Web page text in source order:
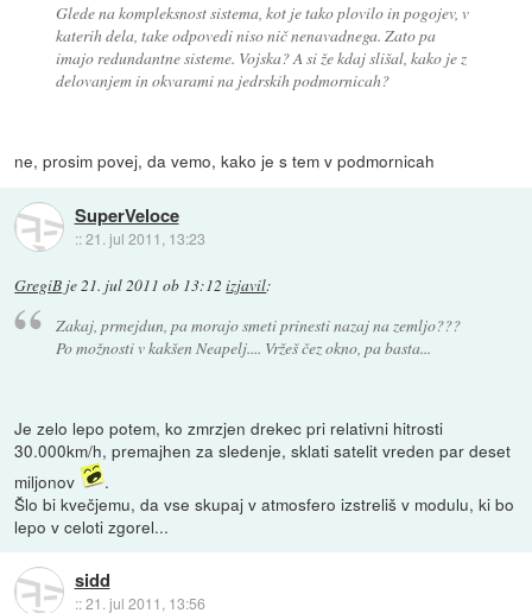
Glede na kompleksnost sistema, kot je tako plovilo in pogojev, v
katerih dela, take odpovedi niso nič nenavadnega. Zato pa
imajo redundantne sisteme. Vojska? A si že kdaj slišal, kako je z
delovanjem in okvarami na jedrskih podmornicah?
ne, prosim povej, da vemo, kako je s tem v podmornicah
SuperVeloce
::21. jul 2011, 13:23
GregiB je21. jul 2011 ob 13:12 izjavil:
Zakaj, prmejdun, pa morajo smeti prinesti nazaj na zemljo???
Po možnosti v kakšen Neapelj.... Vržeš čez okno, pa basta...
Je zelo lepo potem, ko zmrzjen drekec pri relativni hitrosti
30.000km/h, premajhen za sledenje, sklati satelit vreden par deset
miljonov
.
Šlo bi kvečjemu, da vse skupaj v atmosfero izstreliš v modulu, ki bo
lepo v celoti zgorel...
sidd
::21. jul 2011, 13:56